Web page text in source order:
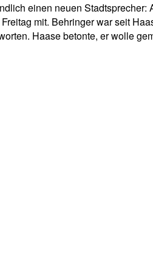
einen neuen
mit. Behringer war seit
Haase betonte, er wolle